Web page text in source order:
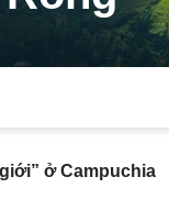
ở Campuchia